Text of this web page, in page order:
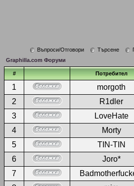
Въпроси/Отговори Търсене
Graphilla.com Форуми
# Потребител
1
morgoth
2
R1dler
3
LoveHate
4
Morty
5
TIN-TIN
6
Joro*
7